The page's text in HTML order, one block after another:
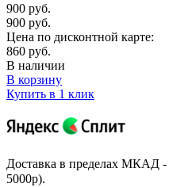
900 руб.
900 руб.
Цена по дисконтной карте:
860 руб.
В наличии
В корзину
Купить в 1 клик
Доставка в пределах МКАД -
5000р).